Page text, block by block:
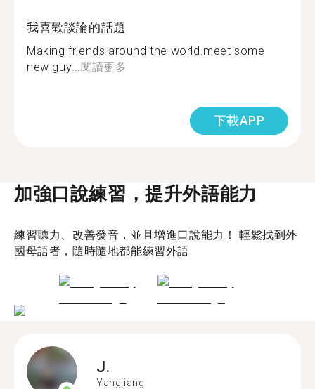
我喜歡談論的話題
Making friends around the world.meet some
new guy... 閱讀更多
下載APP
加強口說練習，提升外語能力
練習聽力、改善發音，並且增進口說能力！ 輕鬆找到外
國母語者，隨時隨地都能練習外語
J.
Yangjiang